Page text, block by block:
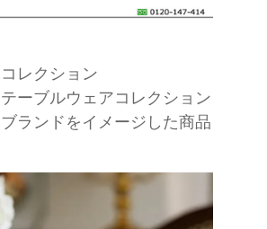
レクション
ーブルウェアコレクション
ランドをイメージした商品